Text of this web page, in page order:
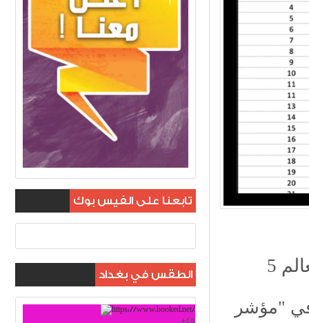
بؤسا في "مؤشر
تابعنا على الفيس بوك
الطقس في بغداد
+45